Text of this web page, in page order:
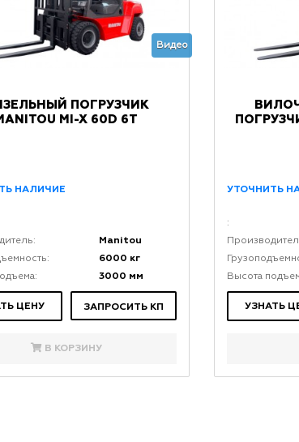
Видео
ПОГРУЗЧИК
MI-X 60D 6Т
НАЛИЧИЕ
Manitou
6000 кг
3000 мм
ЦЕНУ ЗАПРОСИТЬ КП
В КОРЗИНУ
УТОЧНИТЬ
:
Высота
УЗНАТЬ